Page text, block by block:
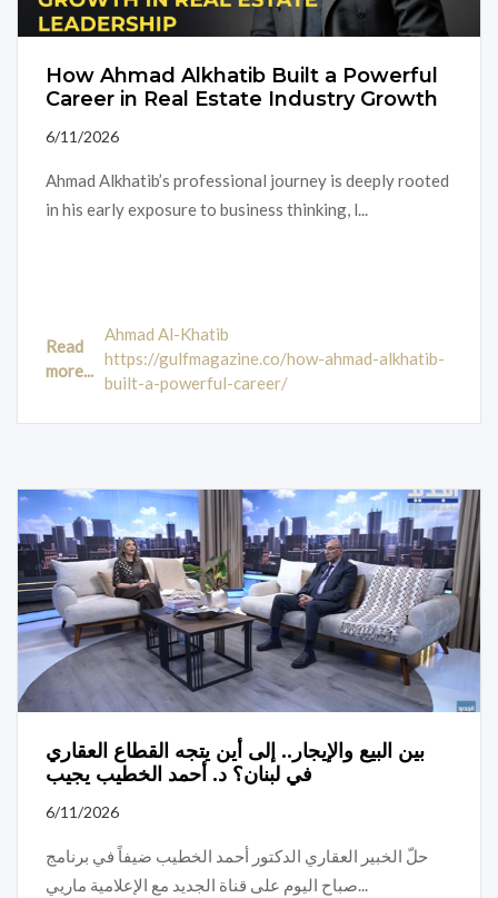
How Ahmad Alkhatib Built a Powerful
Career in Real Estate Industry Growth
6/11/2026
Ahmad Alkhatib’s professional journey is deeply rooted
in his early exposure to business thinking, l...
Read
more...
Ahmad Al-Khatib
https://gulfmagazine.co/how-ahmad-alkhatib-
built-a-powerful-career/
بين البيع والإيجار.. إلى أين يتجه القطاع العقاري
في لبنان؟ د. أحمد الخطيب يجيب
6/11/2026
حلّ الخبير العقاري الدكتور أحمد الخطيب ضيفاً في برنامج